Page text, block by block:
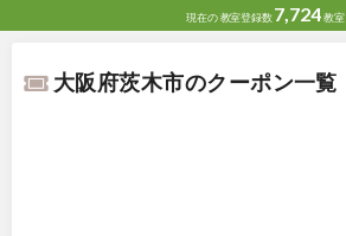
現在の教室登録数 7,724教室
大阪府茨木市のクーポン一覧